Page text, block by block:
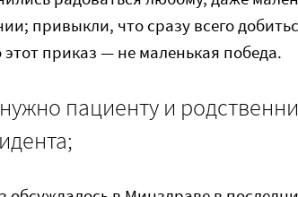
привыкли, что сразу всего
приказ — не маленькая победа.
пациенту и